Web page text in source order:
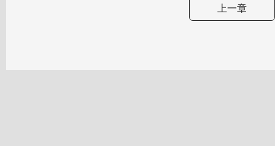
上一章